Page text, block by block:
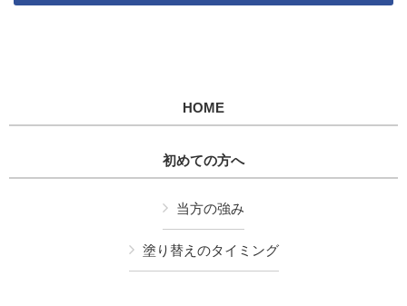
HOME
初めての方へ
当方の強み
塗り替えのタイミング